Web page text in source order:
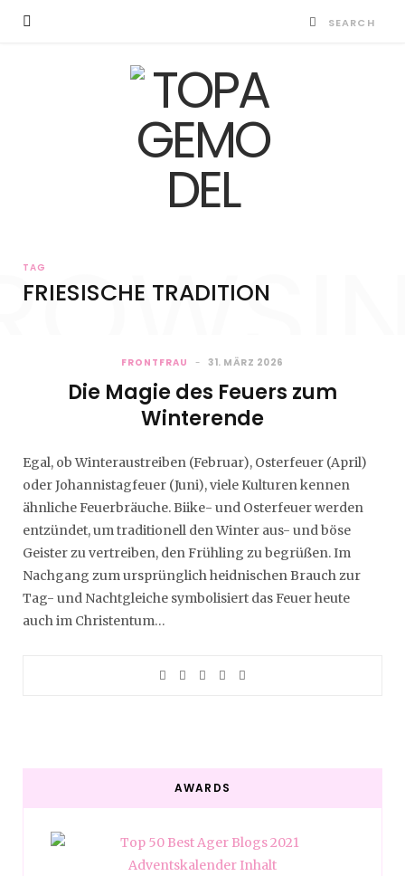
TAG
FRIESISCHE TRADITION
FRONTFRAU 31. MÄRZ 2026
Die Magie des Feuers zum
Winterende
Egal, ob Winteraustreiben (Februar), Osterfeuer (April)
oder Johannistagfeuer (Juni), viele Kulturen kennen
ähnliche Feuerbräuche. Biike- und Osterfeuer werden
entzündet, um traditionell den Winter aus- und böse
Geister zu vertreiben, den Frühling zu begrüßen. Im
Nachgang zum ursprünglich heidnischen Brauch zur
Tag- und Nachtgleiche symbolisiert das Feuer heute
auch im Christentum…
AWARDS